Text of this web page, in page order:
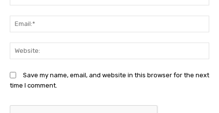
Save my name, email, and website in this browser for the next
time I comment.